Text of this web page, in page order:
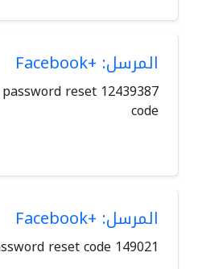
المرسل: +Facebook
password reset
code
المرسل: +Facebook
149021 is your Facebook password reset code